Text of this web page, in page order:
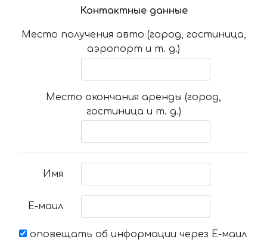
Контактные данные
Место получения авто (город, гостиница,
аэропорт и т. д.)
Место окончания аренды (город,
гостиница и т. д.)
Имя
Е-маил
оповещать об информации через Е-маил